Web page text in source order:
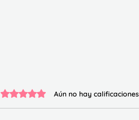
Obtuvo 0 de 5 estrellas.Aún no hay calificaciones